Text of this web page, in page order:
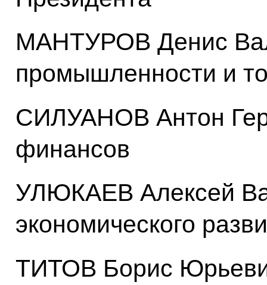
МАНТУРОВ Денис
промышленности и
СИЛУАНОВ Антон
финансов
УЛЮКАЕВ Алексей
экономического
ТИТОВ Борис